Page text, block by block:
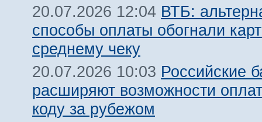
20.07.2026 12:04 ВТБ:
способы оплаты обогнали
среднему чеку
20.07.2026 10:03 Российские
расширяют возможности
коду за рубежом